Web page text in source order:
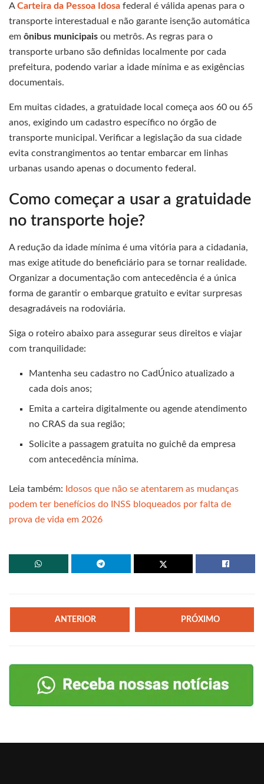
ACarteira da Pessoa Idosa federal é válida apenas para o
transporte interestadual e não garante isenção automática
em ônibus municipais ou metrôs. As regras para o
transporte urbano são definidas localmente por cada
prefeitura, podendo variar a idade mínima e as exigências
documentais.
Em muitas cidades, a gratuidade local começa aos 60 ou 65
anos, exigindo um cadastro específico no órgão de
transporte municipal. Verificar a legislação da sua cidade
evita constrangimentos ao tentar embarcar em linhas
urbanas usando apenas o documento federal.
Como começar a usar a gratuidade
no transporte hoje?
A redução da idade mínima é uma vitória para a cidadania,
mas exige atitude do beneficiário para se tornar realidade.
Organizar a documentação com antecedência é a única
forma de garantir o embarque gratuito e evitar surpresas
desagradáveis na rodoviária.
Siga o roteiro abaixo para assegurar seus direitos e viajar
com tranquilidade:
Mantenha seu cadastro no CadÚnico atualizado a
cada dois anos;
Emita a carteira digitalmente ou agende atendimento
no CRAS da sua região;
Solicite a passagem gratuita no guichê da empresa
com antecedência mínima.
Leia também: Idosos que não se atentarem as mudanças
podem ter benefícios do INSS bloqueados por falta de
prova de vida em 2026
ANTERIOR PRÓXIMO